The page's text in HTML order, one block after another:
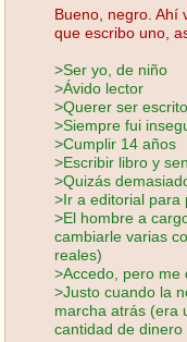
Bueno, negro. Ahí
que escribo uno,
>Ser yo, de niño
>Ávido lector
>Querer ser
>Siempre fui
>Cumplir 14 años
>Escribir libro y
>Quizás
>Ir a editorial para
>El hombre a
cambiarle varias
reales)
>Accedo, pero me
>Justo cuando la
marcha atrás (era
cantidad de